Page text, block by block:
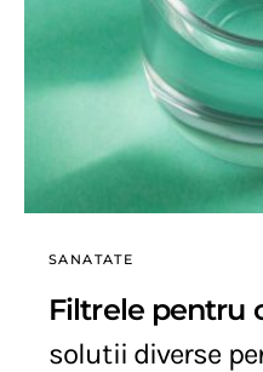
SANATATE
Filtrele pentru
solutii diverse